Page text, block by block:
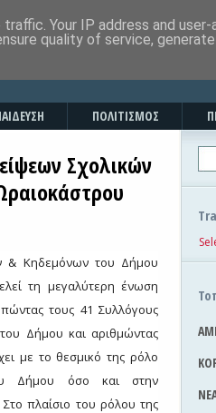
ΠΟΛΙΤΙΣΜΟΣ
Σχολικών
& Κηδεμόνων του Δήμου
τη μεγαλύτερη ένωση
τους 41 Συλλόγους
Δήμου και αριθμώντας
με το θεσμικό της ρόλο
Δήμου όσο και στην
πλαίσιο του ρόλου της
Your IP address and user-
quality of service,